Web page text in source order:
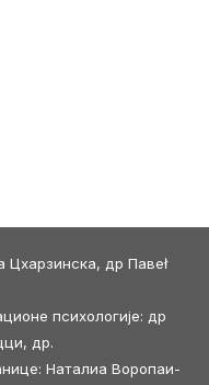
др Павеł
психологије: др
др.
Наталиа Воропаи-